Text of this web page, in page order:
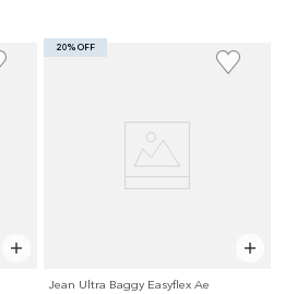
20% OFF
Jean Ultra Baggy Easyflex Ae